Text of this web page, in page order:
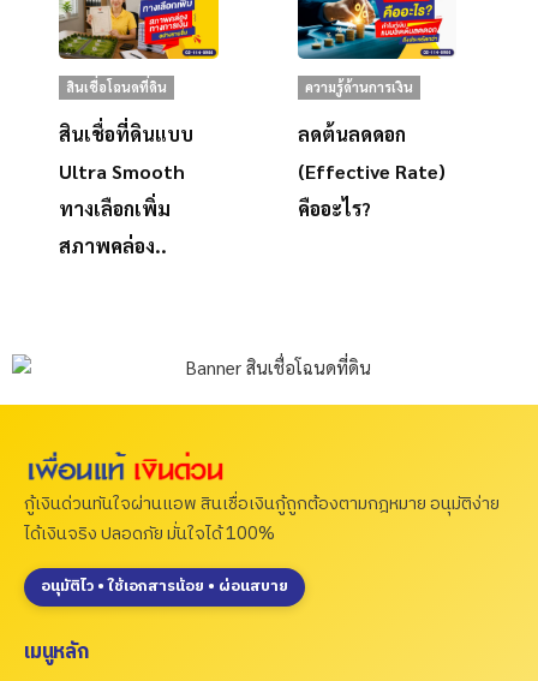
สินเชื่อโฉนดที่ดิน
สินเชื่อที่ดินแบบ
Ultra Smooth
ทางเลือกเพิ่ม
สภาพคล่อง..
ความรู้ด้านการเงิน
ลดต้นลดดอก
(Effective Rate)
คืออะไร?
กู้เงินด่วนทันใจผ่านแอพ สินเชื่อเงินกู้ถูกต้องตามกฎหมาย อนุมัติง่าย
ได้เงินจริง ปลอดภัย มั่นใจได้ 100%
อนุมัติไว • ใช้เอกสารน้อย • ผ่อนสบาย
เมนูหลัก